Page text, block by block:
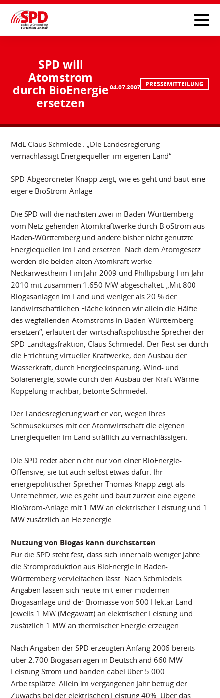
SPD will
Atomstrom
durch BioEnergie
ersetzen
04.07.2007 PRESSEMITTEILUNG
MdL Claus Schmiedel: „Die Landesregierung
vernachlässigt Energiequellen im eigenen Land“
SPD-Abgeordneter Knapp zeigt, wie es geht und baut eine
eigene BioStrom-Anlage
Die SPD will die nächsten zwei in Baden-Württemberg
vom Netz gehenden Atomkraftwerke durch BioStrom aus
Baden-Württemberg und andere bisher nicht genutzte
Energiequellen im Land ersetzen. Nach dem Atomgesetz
werden die beiden alten Atomkraft-werke
Neckarwestheim I im Jahr 2009 und Phillipsburg I im Jahr
2010 mit zusammen 1.650 MW abgeschaltet. „Mit 800
Biogasanlagen im Land und weniger als 20 % der
landwirtschaftlichen Fläche können wir allein die Hälfte
des wegfallenden Atomstroms in Baden-Württemberg
ersetzen“, erläutert der wirtschaftspolitische Sprecher der
SPD-Landtagsfraktion, Claus Schmiedel. Der Rest sei durch
die Errichtung virtueller Kraftwerke, den Ausbau der
Wasserkraft, durch Energieeinsparung, Wind- und
Solarenergie, sowie durch den Ausbau der Kraft-Wärme-
Koppelung machbar, betonte Schmiedel.
Der Landesregierung warf er vor, wegen ihres
Schmusekurses mit der Atomwirtschaft die eigenen
Energiequellen im Land sträflich zu vernachlässigen.
Die SPD redet aber nicht nur von einer BioEnergie-
Offensive, sie tut auch selbst etwas dafür. Ihr
energiepolitischer Sprecher Thomas Knapp zeigt als
Unternehmer, wie es geht und baut zurzeit eine eigene
BioStrom-Anlage mit 1 MW an elektrischer Leistung und 1
MW zusätzlich an Heizenergie.
Nutzung von Biogas kann durchstarten
Für die SPD steht fest, dass sich innerhalb weniger Jahre
die Stromproduktion aus BioEnergie in Baden-
Württemberg vervielfachen lässt. Nach Schmiedels
Angaben lassen sich heute mit einer modernen
Biogasanlage und der Biomasse von 500 Hektar Land
jeweils 1 MW (Megawatt) an elektrischer Leistung und
zusätzlich 1 MW an thermischer Energie erzeugen.
Nach Angaben der SPD erzeugten Anfang 2006 bereits
über 2.700 Biogasanlagen in Deutschland 660 MW
Leistung Strom und banden dabei über 5.000
Arbeitsplätze. Allein im vergangenen Jahr betrug der
Zuwachs bei der elektrischen Leistung 40%. Über das